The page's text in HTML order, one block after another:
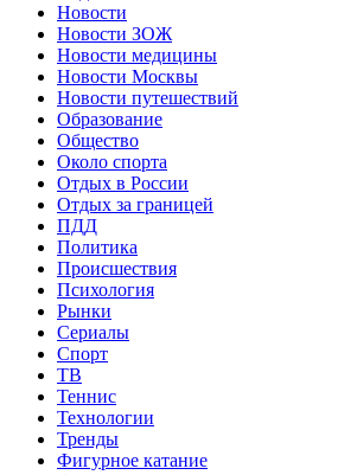
Новости
Новости ЗОЖ
Новости медицины
Новости Москвы
Новости путешествий
Образование
Общество
Около спорта
Отдых в России
Отдых за границей
ПДД
Политика
Происшествия
Психология
Рынки
Сериалы
Спорт
ТВ
Теннис
Технологии
Тренды
Фигурное катание